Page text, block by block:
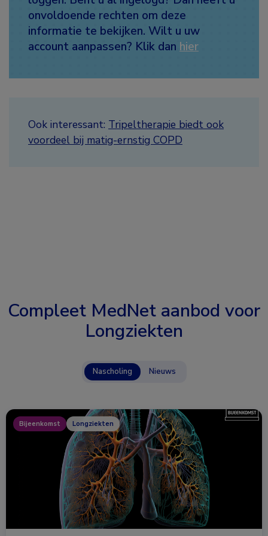
onvoldoende rechten om deze
informatie te bekijken. Wilt u uw
account aanpassen? Klik dan hier
Ook interessant: Tripeltherapie biedt ook
voordeel bij matig-ernstig COPD
Compleet MedNet aanbod voor
Longziekten
Nascholing Nieuws
Bijeenkomst Longziekten